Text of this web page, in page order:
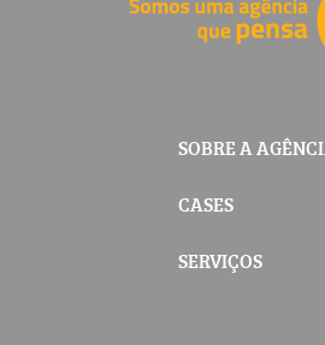
SOBRE A
CASES
SERVIÇOS